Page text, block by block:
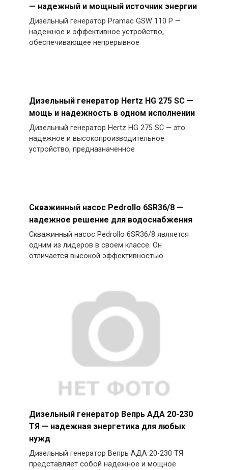
— надежный и мощный источник энергии
Дизельный генератор Pramac GSW 110 P —
надежное и эффективное устройство,
обеспечивающее непрерывное
Дизельный генератор Hertz HG 275 SC —
мощь и надежность в одном исполнении
Дизельный генератор Hertz HG 275 SC — это
надежное и высокопроизводительное
устройство, предназначенное
Скважинный насос Pedrollo 6SR36/8 —
надежное решение для водоснабжения
Скважинный насос Pedrollo 6SR36/8 является
одним из лидеров в своем классе. Он
отличается высокой эффективностью
Дизельный генератор Вепрь АДА 20-230
ТЯ — надежная энергетика для любых
нужд
Дизельный генератор Вепрь АДА 20-230 ТЯ
представляет собой надежное и мощное